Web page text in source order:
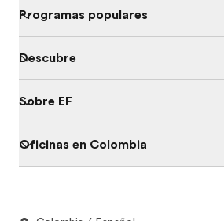
Programas populares
Descubre
Sobre EF
Oficinas en Colombia